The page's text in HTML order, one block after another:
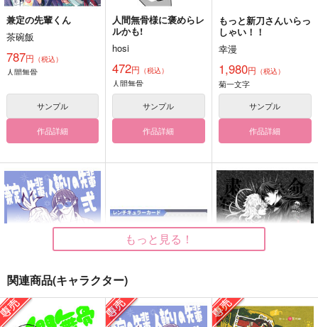
兼定の先輩くん
茶碗飯
787円 （税込）
人間無骨
サンプル
作品詳細
人間無骨様に褒めらレ
ルかも!
hosi
472円 （税込）
人間無骨
サンプル
作品詳細
もっと新刀さんいらっ
しゃい！！
幸漫
1,980円 （税込）
菊一文字
サンプル
作品詳細
兼定の先輩、人斬りの
ファイノンレンチキュ
シュクメイゼンヤ
もっと見る！
関連商品(キャラクター)